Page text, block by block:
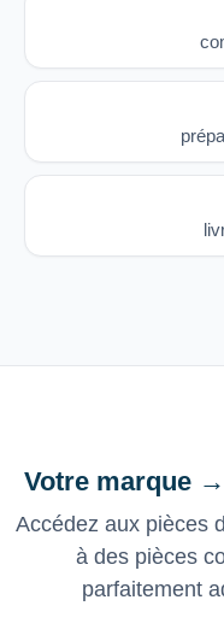
Votre marque
Accédez aux pièces
à des pièces
parfaitement